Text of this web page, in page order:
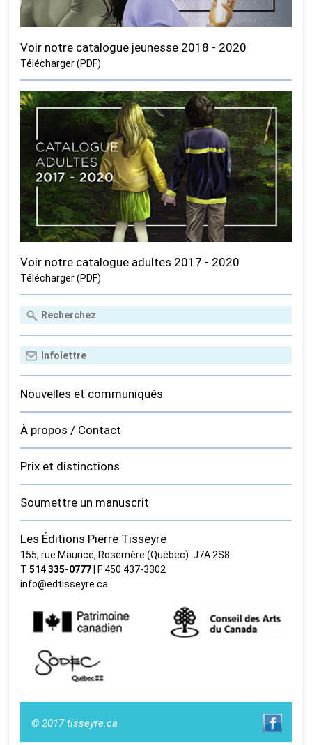
Voir notre catalogue jeunesse 2018 - 2020
Télécharger (PDF)
Voir notre catalogue adultes 2017 - 2020
Télécharger (PDF)
Nouvelles et communiqués
À propos / Contact
Prix et distinctions
Soumettre un manuscrit
Les Éditions Pierre Tisseyre
155, rue Maurice, Rosemère (Québec) J7A 2S8
T514 335‑0777 | F 450 437‑3302
info@edtisseyre.ca
© 2017 tisseyre.ca